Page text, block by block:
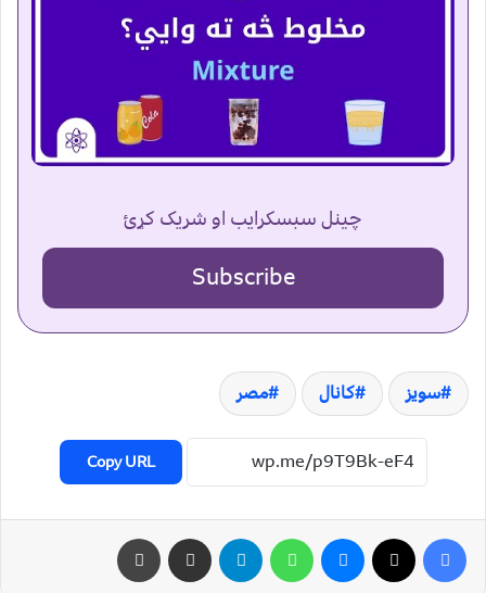
چینل سبسکرایب او شریک کړئ
Subscribe
سويز کانال مصر
Copy URL